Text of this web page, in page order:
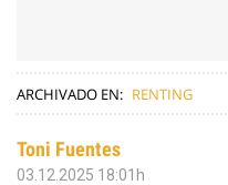
ARCHIVADO EN: RENTING
Toni Fuentes
03.12.2025 18:01h